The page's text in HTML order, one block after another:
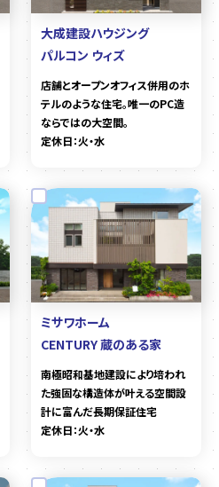
大成建設ハウジング
パルコン ウィズ
店舗とオープンオフィス併用のホ
テルのような住宅。唯一のPC造
ならではの大空間。
定休日：火・水
ミサワホーム
CENTURY 蔵のある家
南極昭和基地建設により培われ
た強固な構造体が叶える空間設
計に富んだ長期保証住宅
定休日：火・水